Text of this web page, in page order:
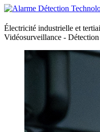
Électricité industrielle et
Vidéosurveillance -